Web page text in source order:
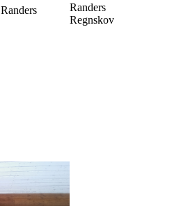
Randers
Randers
Regnskov